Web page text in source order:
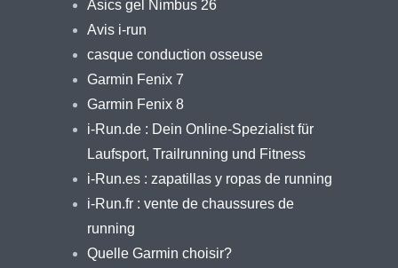
Asics gel Nimbus 26
Avis i-run
casque conduction osseuse
Garmin Fenix 7
Garmin Fenix 8
i-Run.de : Dein Online-Spezialist für
Laufsport, Trailrunning und Fitness
i-Run.es : zapatillas y ropas de running
i-Run.fr : vente de chaussures de
running
Quelle Garmin choisir?